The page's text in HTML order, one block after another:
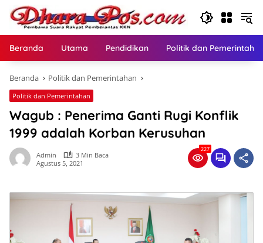
Langsung
konten
Beranda Utama Pendidikan Politik dan
Beranda Politik dan Pemerintahan
Politik dan Pemerintahan
Wagub : Penerima Ganti Rugi Konflik
1999 adalah Korban Kerusuhan
Admin
3 Min Baca
Agustus 5, 2021
227